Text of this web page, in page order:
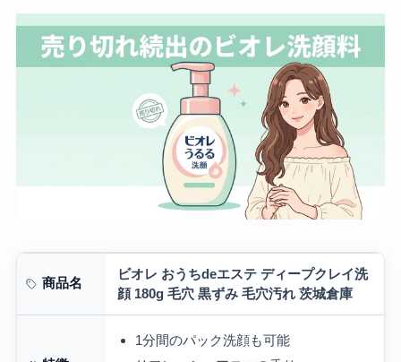
商品名
ビオレ おうちdeエステ ディープクレイ洗
顔 180g 毛穴 黒ずみ 毛穴汚れ 茨城倉庫
1分間のパック洗顔も可能